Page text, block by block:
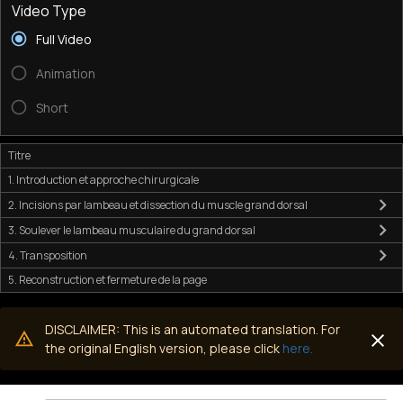
Video Type
Full Video
Animation
Short
Titre
1. Introduction et approche chirurgicale
2. Incisions par lambeau et dissection du muscle grand dorsal
3. Soulever le lambeau musculaire du grand dorsal
4. Transposition
5. Reconstruction et fermeture de la page
DISCLAIMER: This is an automated translation. For
the original English version, please click here.